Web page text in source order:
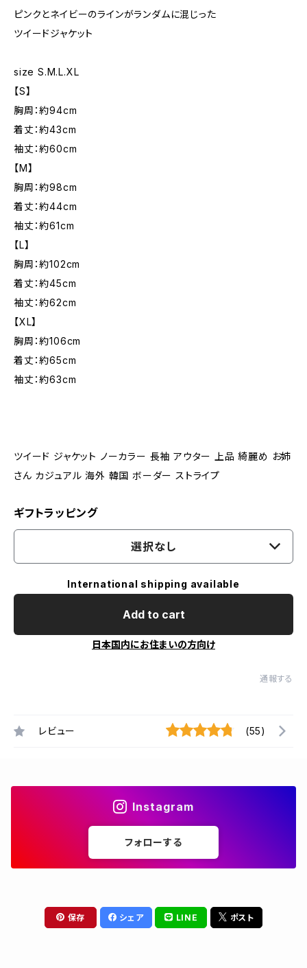
ピンクとネイビーのラインがランダムに混じった
ツイードジャケット
size S.M.L.XL
【S】
胸周：約94cm
着丈：約43cm
袖丈：約60cm
【M】
胸周：約98cm
着丈：約44cm
袖丈：約61cm
【L】
胸周：約102cm
着丈：約45cm
袖丈：約62cm
【XL】
胸周：約106cm
着丈：約65cm
袖丈：約63cm
ツイード ジャケット ノーカラー 長袖 アウター 上品 綺麗め お姉
さん カジュアル 海外 韓国 ボーダー ストライプ
ギフトラッピング
選択なし
International shipping available
Add to cart
日本国内にお住まいの方向け
通報する
レビュー (55)
Instagram
フォローする
保存 シェア LINE ポスト